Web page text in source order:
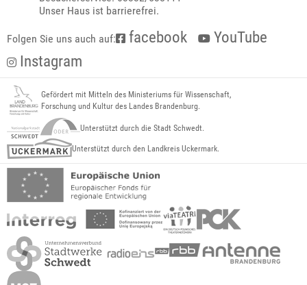
Unser Haus ist barrierefrei.
Folgen Sie uns auch auf: facebook
YouTube
Instagram
Gefördert mit Mitteln des Ministeriums für Wissenschaft,
Forschung und Kultur des Landes Brandenburg.
Unterstützt durch die Stadt Schwedt.
Unterstützt durch den Landkreis Uckermark.